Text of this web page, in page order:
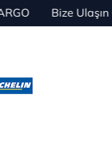
Bize Ulaşın